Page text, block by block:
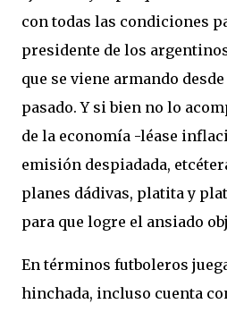
con todas las condiciones
presidente de los
que se viene armando
pasado. Y si bien no lo
de la economía -léase
emisión despiadada,
planes dádivas, platita y
para que logre el ansiado
En términos futboleros
hinchada, incluso cuenta